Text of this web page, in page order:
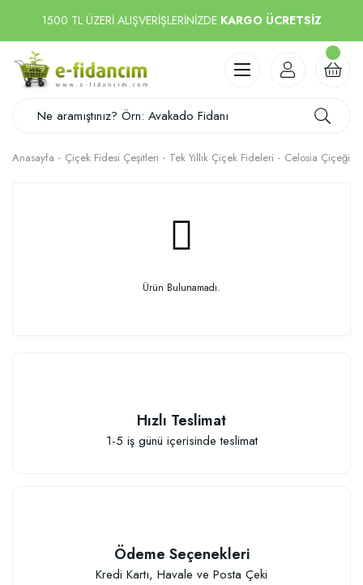
1500 TL ÜZERİ ALIŞVERİŞLERİNİZDE KARGO ÜCRETSİZ
Anasayfa Çiçek Fidesi Çeşitleri Tek Yıllık Çiçek Fideleri Celosia Çiçeği
Ürün Bulunamadı.
Hızlı Teslimat
1-5 iş günü içerisinde teslimat
Ödeme Seçenekleri
Kredi Kartı, Havale ve Posta Çeki